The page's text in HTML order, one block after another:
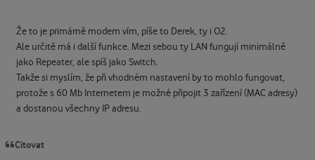
Že to je primárně modem vím, píše to Derek, ty i O2.
Ale určitě má i další funkce. Mezi sebou ty LAN fungují minimálně
jako Repeater, ale spíš jako Switch.
Takže si myslím, že při vhodném nastavení by to mohlo fungovat,
protože s 60 Mb Internetem je možné připojit 3 zařízení (MAC adresy)
a dostanou všechny IP adresu.
Citovat